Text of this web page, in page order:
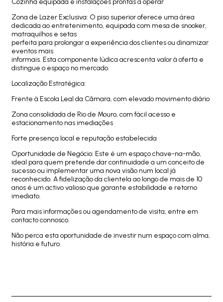
Zona de Lazer Exclusiva: O piso superior oferece uma área
dedicada ao entretenimento, equipada com mesa de snooker,
matraquilhos e setas
perfeita para prolongar a experiência dos clientes ou dinamizar
eventos mais
informais. Esta componente lúdica acrescenta valor à oferta e
distingue o espaço no mercado.
Localização Estratégica:
Frente à Escola Leal da Câmara, com elevado movimento diário
Zona consolidada de Rio de Mouro, com fácil acesso e
estacionamento nas imediações
Forte presença local e reputação estabelecida
Oportunidade de Negócio: Este é um espaço chave-na-mão,
ideal para quem pretende dar continuidade a um conceito de
sucesso ou implementar uma nova visão num local já
reconhecido. A fidelização da clientela ao longo de mais de 10
anos é um activo valioso que garante estabilidade e retorno
imediato.
Para mais informações ou agendamento de visita, entre em
contacto connosco.
Não perca esta oportunidade de investir num espaço com alma,
história e futuro.